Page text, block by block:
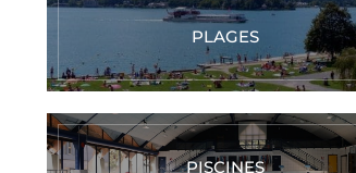
PLAGES
PISCINES